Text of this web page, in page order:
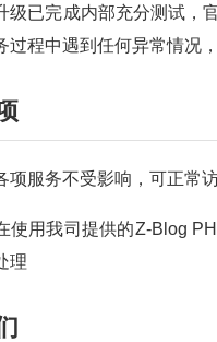
级已完成内部充分测试，
过程中遇到任何异常情况
项服务不受影响，可正常
使用我司提供的Z-Blog
理